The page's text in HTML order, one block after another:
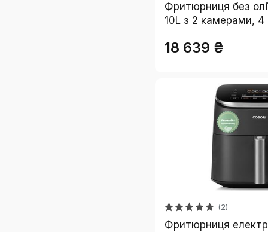
Фритюрниця без
10L з 2 камерами, 4
18 639 ₴
(2)
Фритюрниця